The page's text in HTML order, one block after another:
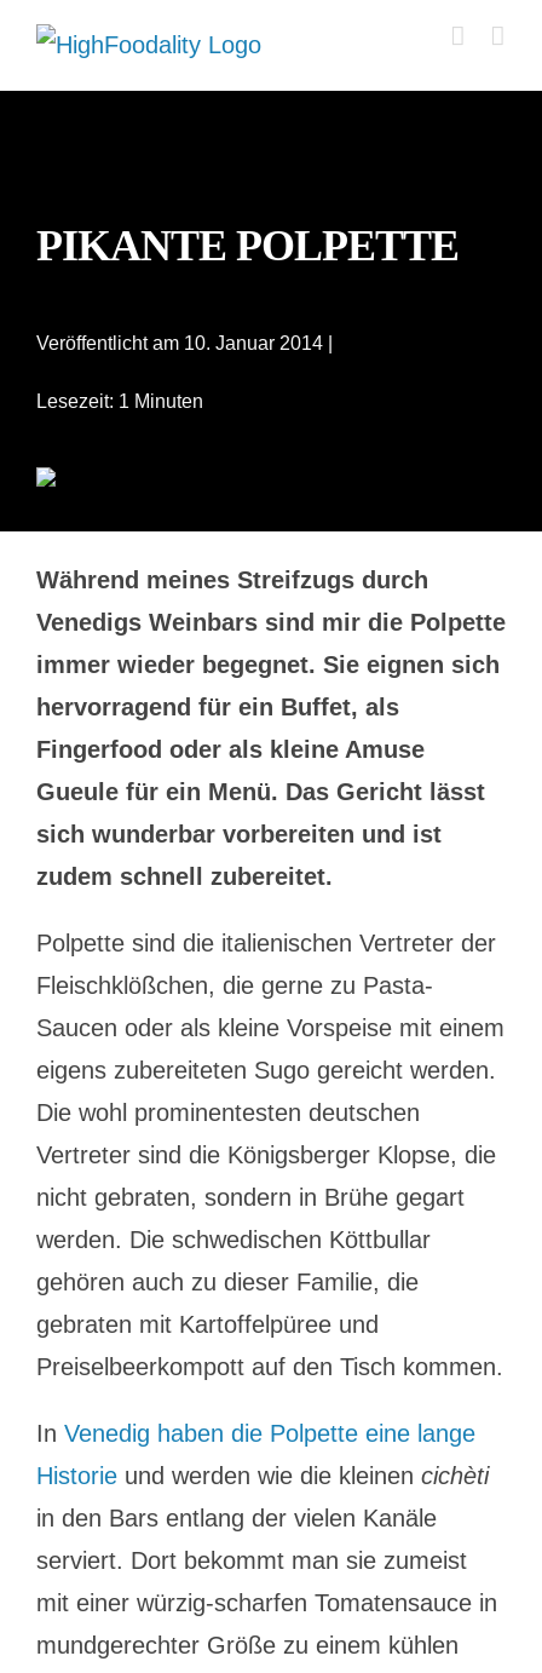
Zum
Inhalt
PIKANTE POLPETTE
Veröffentlicht am 10. Januar 2014 |
Lesezeit: 1 Minuten
Während meines Streifzugs durch
Venedigs Weinbars sind mir die Polpette
immer wieder begegnet. Sie eignen sich
hervorragend für ein Buffet, als
Fingerfood oder als kleine Amuse
Gueule für ein Menü. Das Gericht lässt
sich wunderbar vorbereiten und ist
zudem schnell zubereitet.
Polpette sind die italienischen Vertreter der
Fleischklößchen, die gerne zu Pasta-
Saucen oder als kleine Vorspeise mit einem
eigens zubereiteten Sugo gereicht werden.
Die wohl prominentesten deutschen
Vertreter sind die Königsberger Klopse, die
nicht gebraten, sondern in Brühe gegart
werden. Die schwedischen Köttbullar
gehören auch zu dieser Familie, die
gebraten mit Kartoffelpüree und
Preiselbeerkompott auf den Tisch kommen.
In Venedig haben die Polpette eine lange
Historieund werden wie die kleinen cichèti
in den Bars entlang der vielen Kanäle
serviert. Dort bekommt man sie zumeist
mit einer würzig-scharfen Tomatensauce in
mundgerechter Größe zu einem kühlen